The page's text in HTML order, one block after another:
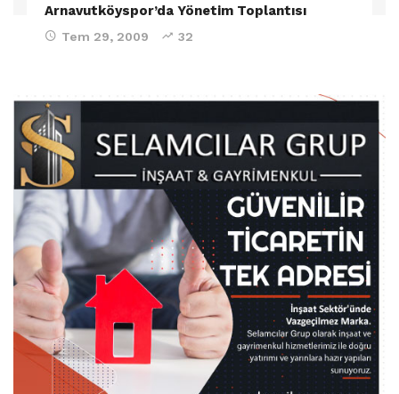
Arnavutköyspor’da Yönetim Toplantısı
Tem 29, 2009 32